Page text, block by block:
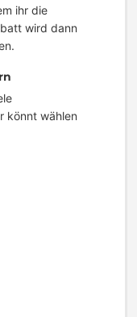
ihr die
wird dann
könnt wählen